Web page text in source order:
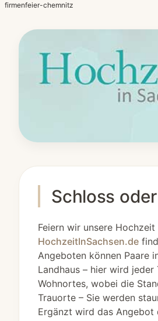
firmenfeier-chemnitz
Schloss
Feiern wir unsere
HochzeitInSachsen.de
Angeboten können Paare
Landhaus – hier wird
Wohnortes, wobei die
Trauorte – Sie werden
Ergänzt wird das Angebot